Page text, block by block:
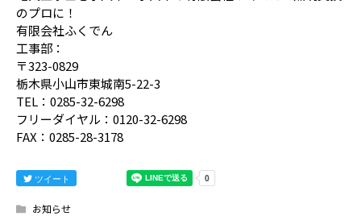
のプロに！
有限会社ふくでん
工事部：
〒323-0829
栃木県小山市東城南5-22-3
TEL：0285-32-6298
フリーダイヤル：0120-32-6298
FAX：0285-28-3178
ツイート
お知らせ